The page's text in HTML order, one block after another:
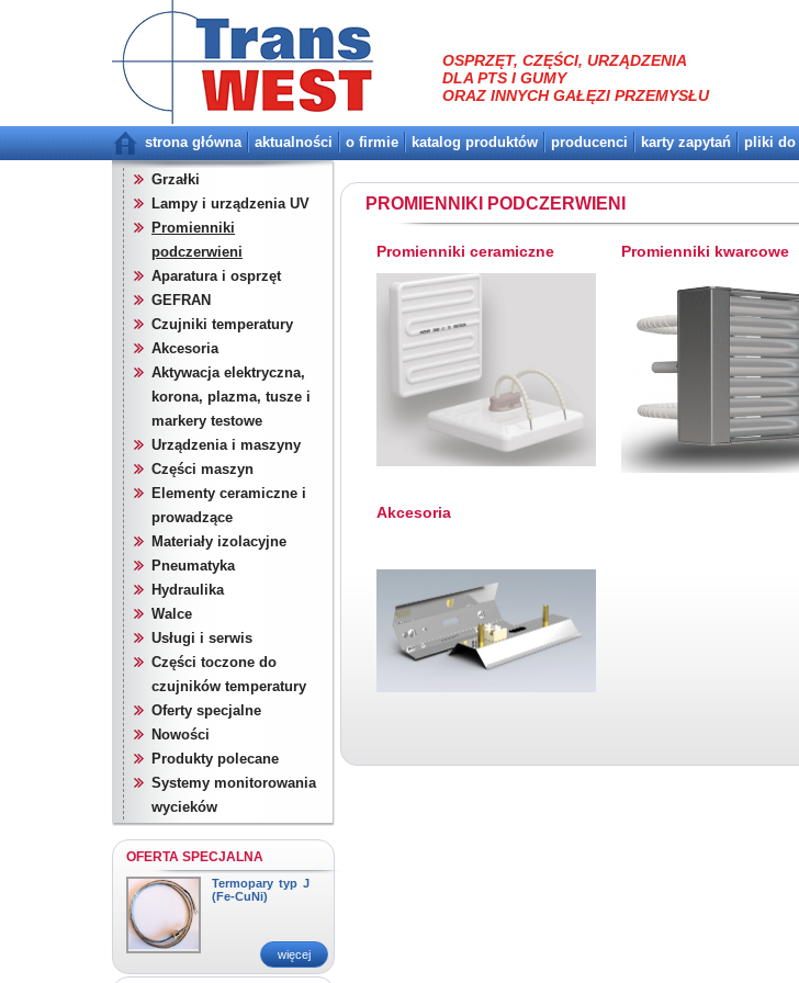
OSPRZĘT, CZĘŚCI, URZĄDZENIA
DLA PTS I GUMY
ORAZ INNYCH GAŁĘZI PRZEMYSŁU
strona główna aktualności o firmie katalog produktów producenci karty zapytań pliki do
Grzałki
Lampy i urządzenia UV
Promienniki
podczerwieni
Aparatura i osprzęt
GEFRAN
Czujniki temperatury
Akcesoria
Aktywacja elektryczna,
korona, plazma, tusze i
markery testowe
Urządzenia i maszyny
Części maszyn
Elementy ceramiczne i
prowadzące
Materiały izolacyjne
Pneumatyka
Hydraulika
Walce
Usługi i serwis
Części toczone do
czujników temperatury
Oferty specjalne
Nowości
Produkty polecane
Systemy monitorowania
wycieków
OFERTA SPECJALNA
Termopary typ J
(Fe-CuNi)
więcej
PROMIENNIKI PODCZERWIENI
Promienniki ceramiczne Promienniki kwarcowe
Akcesoria